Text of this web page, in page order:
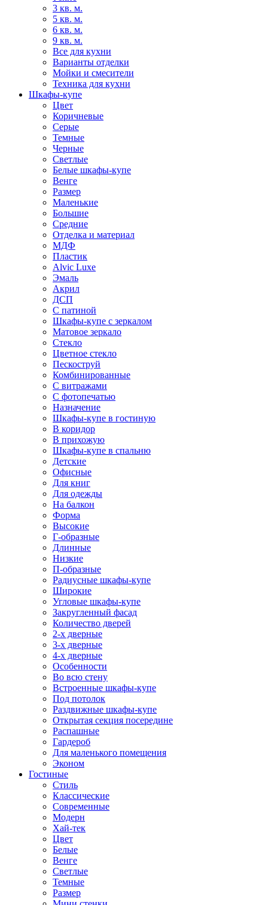
3 кв. м.
5 кв. м.
6 кв. м.
9 кв. м.
Все для кухни
Варианты отделки
Мойки и смесители
Техника для кухни
Шкафы-купе
Цвет
Коричневые
Серые
Темные
Черные
Светлые
Белые шкафы-купе
Венге
Размер
Маленькие
Большие
Средние
Отделка и материал
МДФ
Пластик
Alvic Luxe
Эмаль
Акрил
ДСП
С патиной
Шкафы-купе с зеркалом
Матовое зеркало
Стекло
Цветное стекло
Пескоструй
Комбинированные
С витражами
С фотопечатью
Назначение
Шкафы-купе в гостиную
В коридор
В прихожую
Шкафы-купе в спальню
Детские
Офисные
Для книг
Для одежды
На балкон
Форма
Высокие
Г-образные
Длинные
Низкие
П-образные
Радиусные шкафы-купе
Широкие
Угловые шкафы-купе
Закругленный фасад
Количество дверей
2-х дверные
3-х дверные
4-х дверные
Особенности
Во всю стену
Встроенные шкафы-купе
Под потолок
Раздвижные шкафы-купе
Открытая секция посередине
Распашные
Гардероб
Для маленького помещения
Эконом
Гостиные
Стиль
Классические
Современные
Модерн
Хай-тек
Цвет
Белые
Венге
Светлые
Темные
Размер